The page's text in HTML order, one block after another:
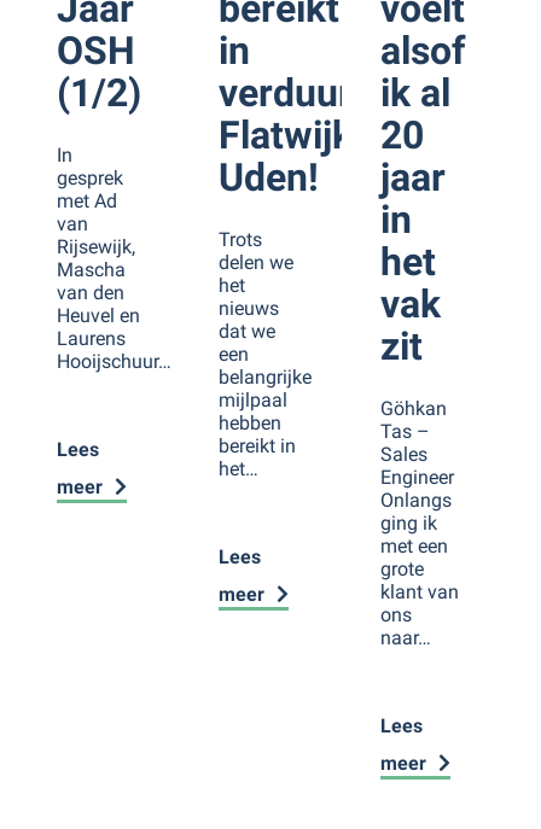
OSH
(1/2)
In
gesprek
met Ad
van
Rijsewijk,
Mascha
van den
Heuvel en
Laurens
Hooijschuur…
Lees
meer
in
verduurzaming
Flatwijk
Uden!
Trots
delen we
het
nieuws
dat we
een
belangrijke
mijlpaal
hebben
bereikt in
het…
Lees
meer
alsof
ik al
20
jaar
in
het
vak
zit
Göhkan
Tas –
Sales
Engineer
Onlangs
ging ik
met een
grote
klant van
ons
naar…
Lees
meer